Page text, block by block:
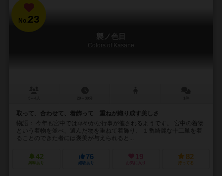
No.23
襲ノ色目
Colors of Kasane
取って、合わせて、着飾って 重ねが織り成す美しさ
物語： 今年も宮中では華やかな行事が催されるようです。 宮中の着物
という着物を並べ、選んだ物を重ねて着飾り、 １番綺麗な十二単を着
ることのできた者には褒美が与えられると...
42
興味あり
76
経験あり
19
お気に入り
82
持ってる